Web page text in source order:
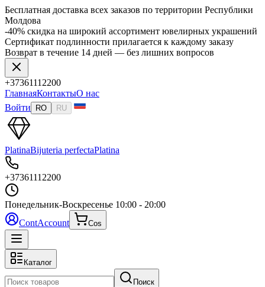
Бесплатная доставка всех заказов по территории Республики
Молдова
-40% скидка на широкий ассортимент ювелирных украшений
Сертификат подлинности прилагается к каждому заказу
Возврат в течение 14 дней — без лишних вопросов
+37361112200
ГлавнаяКонтактыО нас
Войти
RO RU
PlatinaBijuteria perfectaPlatina
+37361112200
Понедельник-Воскресенье 10:00 - 20:00
ContAccount Cos
Каталог
Поиск